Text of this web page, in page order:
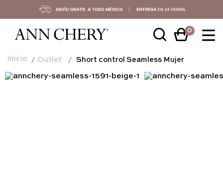
0
Outlet Short control Seamless Mujer